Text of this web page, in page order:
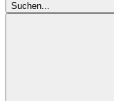
Suchen...